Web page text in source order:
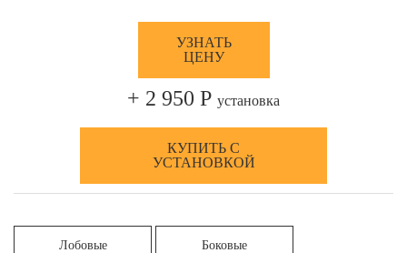
УЗНАТЬ
ЦЕНУ
+ 2 950 Р установка
КУПИТЬ С
УСТАНОВКОЙ
Лобовые Боковые